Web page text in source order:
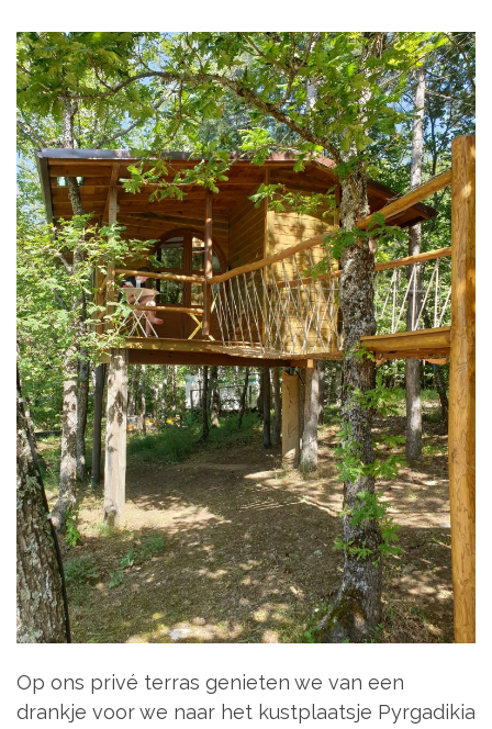
Op ons privé terras genieten we van een
drankje voor we naar het kustplaatsje Pyrgadikia